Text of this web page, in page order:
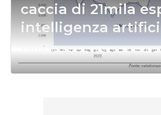
caccia di 21mila
intelligenza
13 Dic 2024